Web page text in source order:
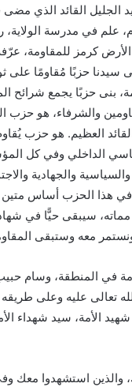
الجليل القائد الذي
علم في مدرسة الولاية،
كرمز للمقاومة، عرّفه
سيدنا حزبًا مُقاومًا على
بنى حزبًا يجمع شرائح
والشرفاء، هو حزب
العظيم. هو حزب
الداخلي وفي كل
والجهادية
في هذا الحزب أساس
مماته، سيبقى حيًّا في
معه وستبقى
في المنطقة، وسام
تعالى عليه وعلى
الأمة، سيد شهداء
والذين استشهدوا معك